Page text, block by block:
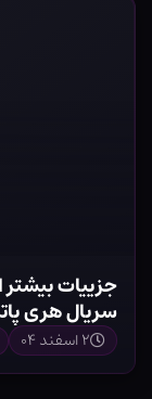
جزییات بیشتر
سریال هری
۲ اسفند ۰۴